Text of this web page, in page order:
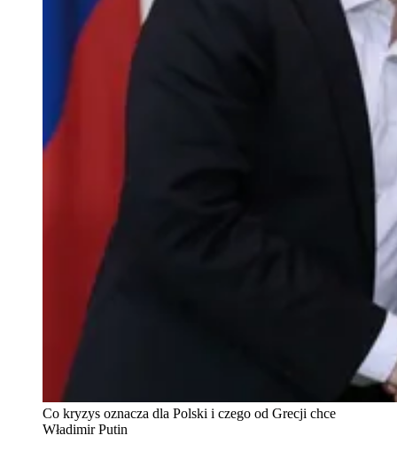
Co kryzys oznacza dla Polski i czego od Grecji chce
Władimir Putin